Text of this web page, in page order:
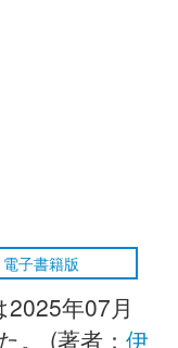
電子書籍版
年07月
。 (著者： 伊